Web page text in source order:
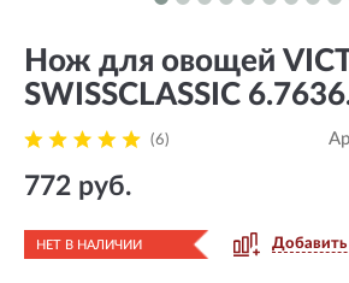
Нож для овощей
SWISSCLASSIC
(6)
772 руб.
НЕТ В НАЛИЧИИ Добавить